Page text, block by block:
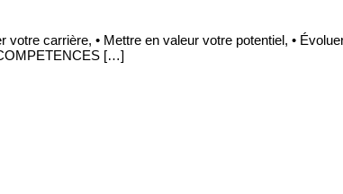
carrière, • Mettre en valeur votre potentiel, •
[…]